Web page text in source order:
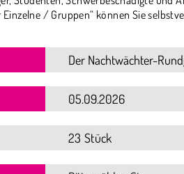
/ Gruppen“ können Sie
23 Stück